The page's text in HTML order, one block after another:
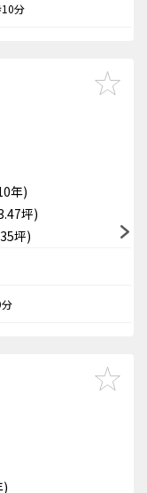
10分
年)
坪)
坪)
)